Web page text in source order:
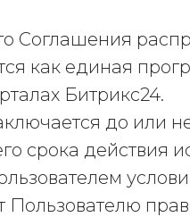
Соглашения
как единая
Битрикс24.
до или
срока
Пользователю